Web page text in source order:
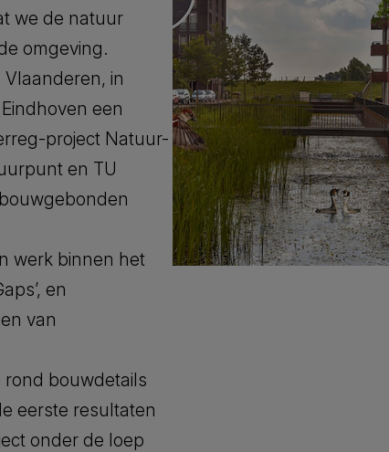
we de natuur
omgeving.
in
een
project Natuur-
en TU
werk binnen het
en
van
bouwdetails
eerste resultaten
onder de loep